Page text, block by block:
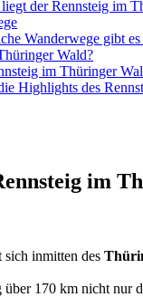
der Rennsteig im
Wanderwege gibt
Wald?
im Thüringer
Highlights des
im
sich inmitten des
170 km nicht nur